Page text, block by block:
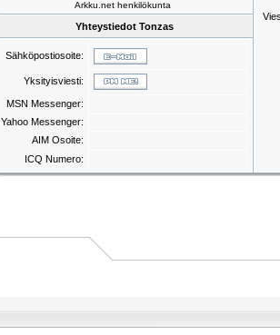
Arkku.net henkilökunta
Yhteystiedot Tonzas
Sähköpostiosoite:
Yksityisviesti:
MSN Messenger:
Yahoo Messenger:
AIM Osoite:
ICQ Numero: